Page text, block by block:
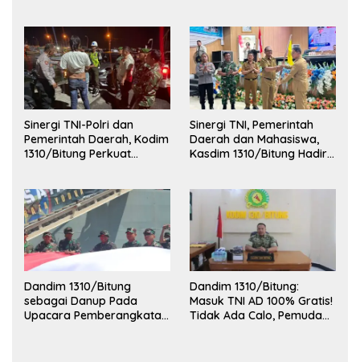
Sinergi TNI-Polri dan
Pemerintah Daerah, Kodim
1310/Bitung Perkuat
Sinergi TNI, Pemerintah
Daerah dan Mahasiswa,
Kasdim 1310/Bitung Hadiri
Kota Bitung
Dandim 1310/Bitung
sebagai Danup Pada
Upacara Pemberangkatan
Dandim 1310/Bitung:
Masuk TNI AD 100% Gratis!
Tidak Ada Calo, Pemuda